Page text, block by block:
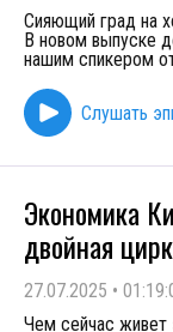
Сияющий град на
В новом выпуске
нашим спикером
Слушать
Экономика
двойная
27.07.2025 •
Чем сейчас живет